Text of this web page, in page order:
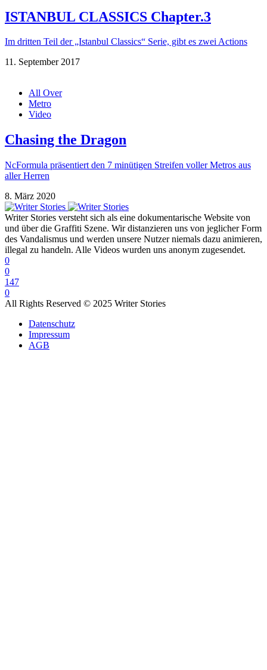
ISTANBUL CLASSICS Chapter.3
Im dritten Teil der „Istanbul Classics“ Serie, gibt es zwei Actions
11. September 2017
All Over
Metro
Video
Chasing the Dragon
NcFormula präsentiert den 7 minütigen Streifen voller Metros aus
aller Herren
8. März 2020
Writer Stories versteht sich als eine dokumentarische Website von
und über die Graffiti Szene. Wir distanzieren uns von jeglicher Form
des Vandalismus und werden unsere Nutzer niemals dazu animieren,
illegal zu handeln. Alle Videos wurden uns anonym zugesendet.
0
0
147
0
All Rights Reserved © 2025 Writer Stories
Datenschutz
Impressum
AGB